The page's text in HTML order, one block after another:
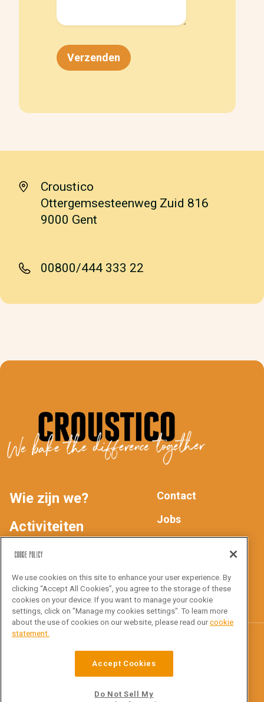
Croustico
Ottergemsesteenweg Zuid 816
9000 Gent
00800/444 333 22
We bake the difference together
MAIN
NAV
Wie zijn we?
Activiteiten
Producten
Inspiratie
FOOTER
Contact
Jobs
Volg ons
Cookie Policy
We use cookies on this site to enhance your user experience. By
clicking “Accept All Cookies”, you agree to the storage of these
cookies on your device. If you want to manage your cookie
settings, click on "Manage my cookies settings". To learn more
about the use of cookies on our website, please read ourcookie
statement.
Accept Cookies
Do Not Sell My